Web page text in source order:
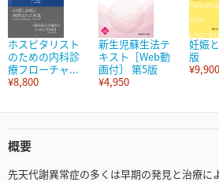
ホスピタリスト
のための内科診
療フローチャ...
¥8,800
新生児蘇生法テ
キスト［Web動
画付］ 第5版
¥4,950
妊娠
版
¥9,900
概要
先天代謝異常症の多くは早期の発見と治療に